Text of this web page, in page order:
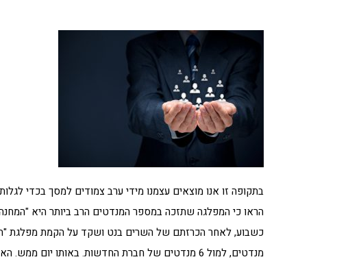
הראו כי המפלגה שתזכה במספר המנדטים הרב ביותר היא "המחנה
מנדטים, למול 6 מנדטים של חברת החדשות. באותו יום ממש. האם הסקרים אמינים?